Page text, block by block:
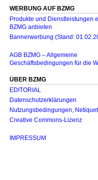
WERBUNG AUF BZMG
Produkte und Dienstleistungen
BZMG anbieten
Bannerwerbung (Stand:
AGB BZMG – Allgemeine
Geschäftsbedingungen für die
ÜBER BZMG
EDITORIAL
Datenschutzerklärungen
Nutzungsbedingungen,
Creative Commons-Lizenz
IMPRESSUM